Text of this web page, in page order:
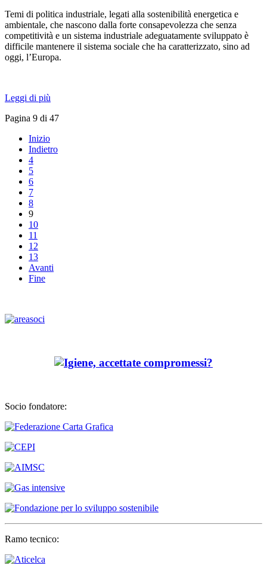
Temi di politica industriale, legati alla sostenibilità energetica e
ambientale, che nascono dalla forte consapevolezza che senza
competitività e un sistema industriale adeguatamente sviluppato è
difficile mantenere il sistema sociale che ha caratterizzato, sino ad
oggi, l’Europa.
Leggi di più
Pagina 9 di 47
Inizio
Indietro
4
5
6
7
8
9
10
11
12
13
Avanti
Fine
Socio fondatore:
Ramo tecnico: